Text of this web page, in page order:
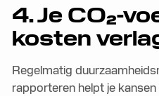
4. Je CO₂-
kosten
Regelmatig
rapporteren helpt je